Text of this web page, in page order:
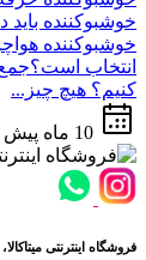
خوشبوکننده باید
خوشبوکننده
انتخاب
کنیم؟ هیچ چیز...
10 ماه پیش
فروشگاه اینترنتی